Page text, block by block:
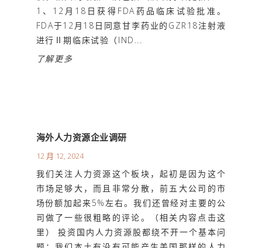
1、12月18日获得FDA药品临床试验批准。
FDA于12月18日同意甘李药业的GZR18注射液
进行Ⅱ期临床试验（IND...
了解更多
海外人力资源企业调研
12 月 12, 2024
我们关注人力资源这个板块，起初是因为这个
市场足够大，而且非常分散，前五大公司的市
场份额加起来5%左右。我们还曾经对主要的公
司做了一些很粗略的评论。（相关内容点击这
里） 投资国内人力资源股都绕不开一个基本问